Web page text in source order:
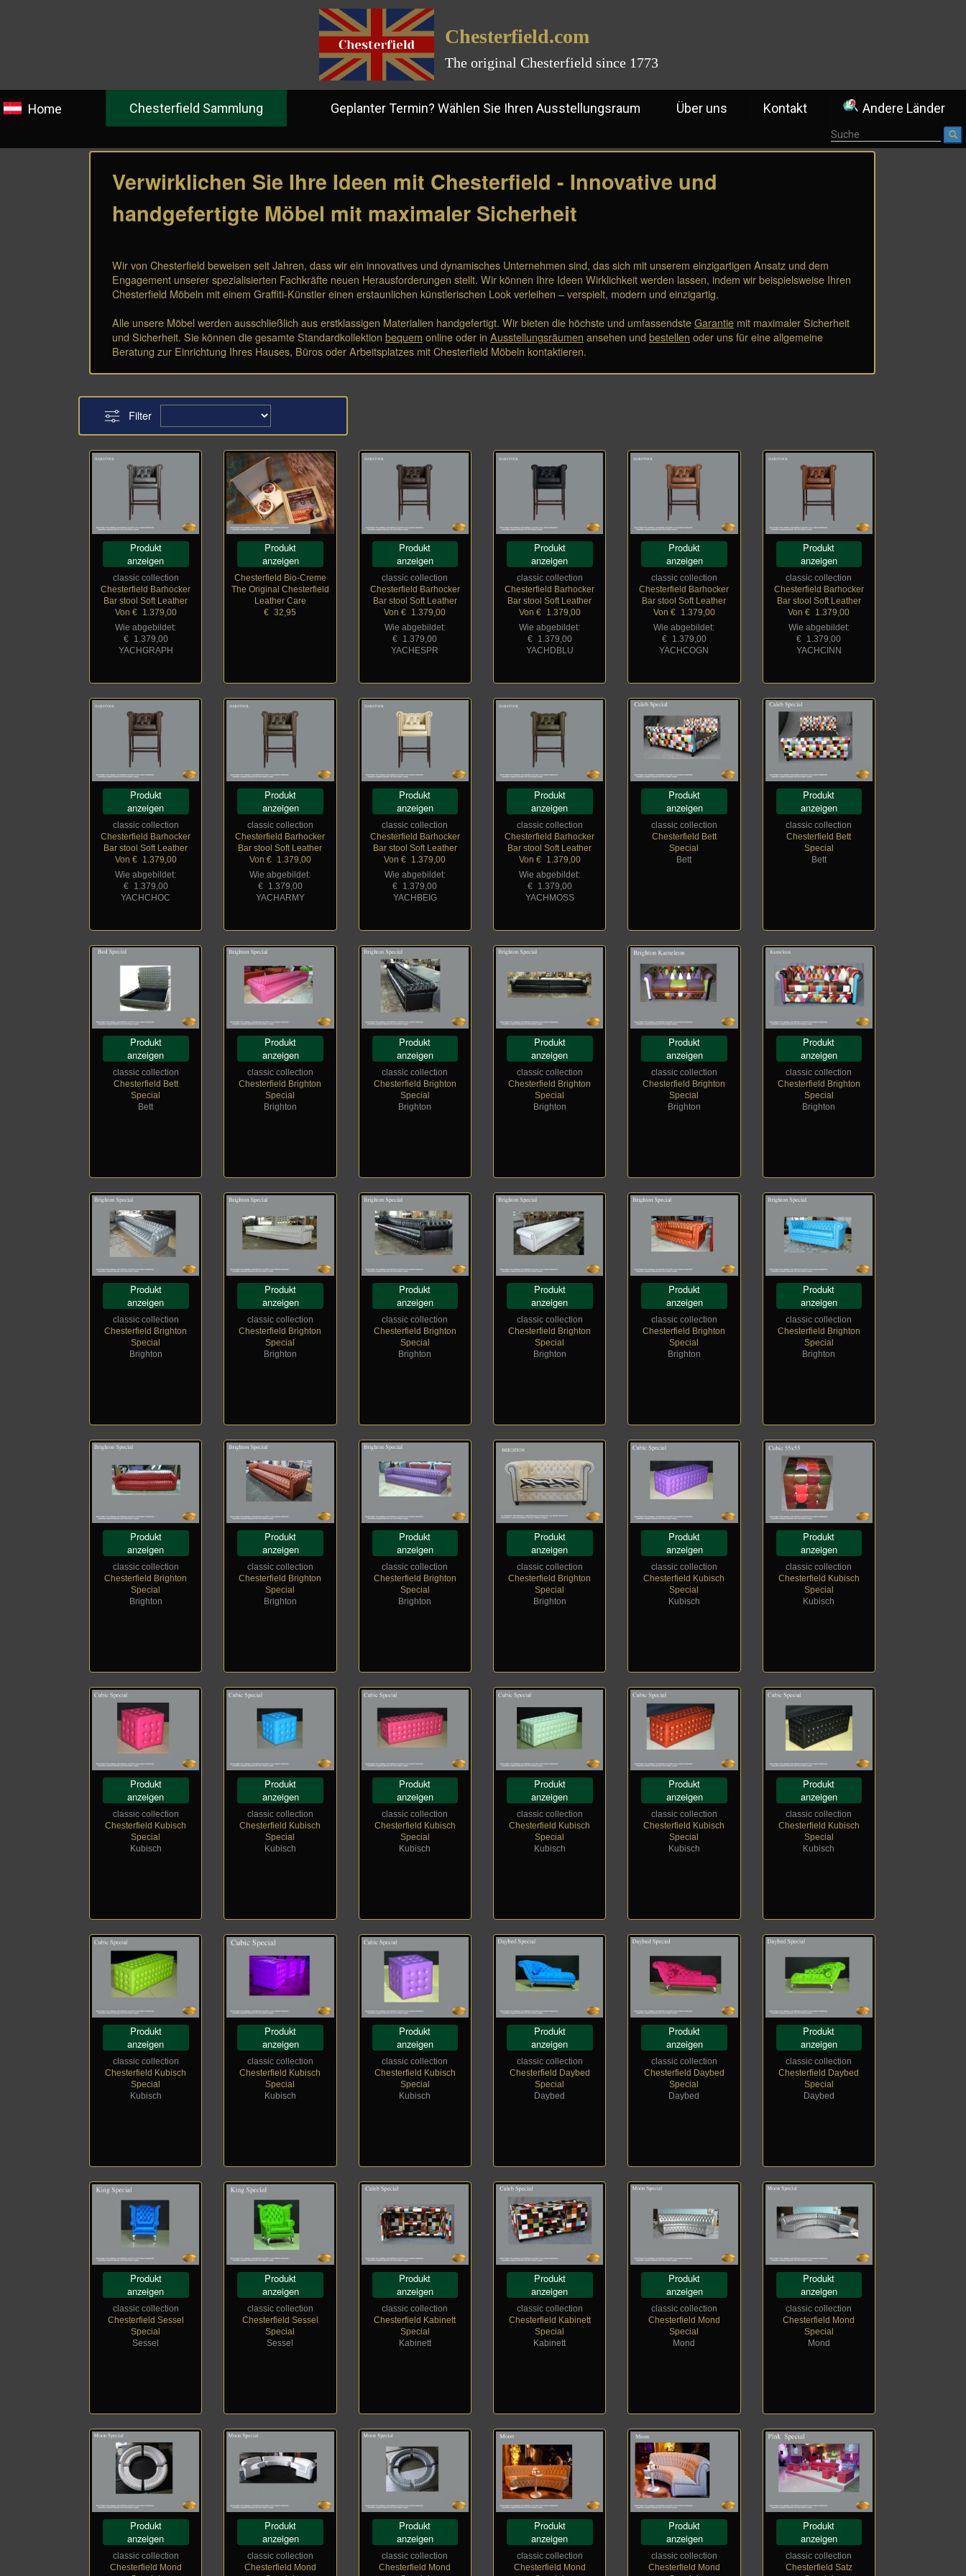
Chesterfield.com
The original Chesterfield since 1773
Home Chesterfield Sammlung Geplanter Termin? Wählen Sie Ihren Ausstellungsraum Über uns Kontakt Andere Länder
Verwirklichen Sie Ihre Ideen mit Chesterfield - Innovative und
handgefertigte Möbel mit maximaler Sicherheit
Wir von Chesterfield beweisen seit Jahren, dass wir ein innovatives und dynamisches Unternehmen sind, das sich mit unserem einzigartigen Ansatz und dem
Engagement unserer spezialisierten Fachkräfte neuen Herausforderungen stellt. Wir können Ihre Ideen Wirklichkeit werden lassen, indem wir beispielsweise Ihren
Chesterfield Möbeln mit einem Graffiti-Künstler einen erstaunlichen künstlerischen Look verleihen – verspielt, modern und einzigartig.
Alle unsere Möbel werden ausschließlich aus erstklassigen Materialien handgefertigt. Wir bieten die höchste und umfassendste Garantie mit maximaler Sicherheit
und Sicherheit. Sie können die gesamte Standardkollektion bequem online oder in Ausstellungsräumen ansehen und bestellen oder uns für eine allgemeine
Beratung zur Einrichtung Ihres Hauses, Büros oder Arbeitsplatzes mit Chesterfield Möbeln kontaktieren.
Filter
Produkt
anzeigen
classic collection
Chesterfield Barhocker
Bar stool Soft Leather
Von €_
1.379,00
Wie abgebildet:
€_
1.379,00
YACHGRAPH
Produkt
anzeigen
Chesterfield Bio-Creme
The Original Chesterfield
Leather Care
€ _32,95
Produkt
anzeigen
classic collection
Chesterfield Barhocker
Bar stool Soft Leather
Von €
1.379,00
Wie abgebildet:
€
1.379,00
YACHESPR
Produkt
anzeigen
classic collection
Chesterfield Barhocker
Bar stool Soft Leather
Von €_
1.379,00
Wie abgebildet:
€_
1.379,00
YACHDBLU
Produkt
anzeigen
classic collection
Chesterfield Barhocker
Bar stool Soft Leather
Von €_ 1.379,00
Wie abgebildet:
€_ 1.379,00
YACHCOGN
Produkt
anzeigen
classic collection
Chesterfield Barhocker
Bar stool Soft Leather
Von €
1.379,00
Wie abgebildet:
€
1.379,00
YACHCINN
Produkt
anzeigen
classic collection
Chesterfield Barhocker
Bar stool Soft Leather
Von €_
1.379,00
Wie abgebildet:
€_
1.379,00
YACHCHOC
Produkt
anzeigen
classic collection
Chesterfield Barhocker
Bar stool Soft Leather
Von €_ 1.379,00
Wie abgebildet:
€_ 1.379,00
YACHARMY
Produkt
anzeigen
classic collection
Chesterfield Barhocker
Bar stool Soft Leather
Von €
1.379,00
Wie abgebildet:
€
1.379,00
YACHBEIG
Produkt
anzeigen
classic collection
Chesterfield Barhocker
Bar stool Soft Leather
Von €_
1.379,00
Wie abgebildet:
€_
1.379,00
YACHMOSS
Produkt
anzeigen
classic collection
Chesterfield Bett
Special
Bett
Produkt
anzeigen
classic collection
Chesterfield Bett
Special
Bett
Produkt
anzeigen
classic collection
Chesterfield Bett
Special
Bett
Produkt
anzeigen
classic collection
Chesterfield Brighton
Special
Brighton
Produkt
anzeigen
classic collection
Chesterfield Brighton
Special
Brighton
Produkt
anzeigen
classic collection
Chesterfield Brighton
Special
Brighton
Produkt
anzeigen
classic collection
Chesterfield Brighton
Special
Brighton
Produkt
anzeigen
classic collection
Chesterfield Brighton
Special
Brighton
Produkt
anzeigen
classic collection
Chesterfield Brighton
Special
Brighton
Produkt
anzeigen
classic collection
Chesterfield Brighton
Special
Brighton
Produkt
anzeigen
classic collection
Chesterfield Brighton
Special
Brighton
Produkt
anzeigen
classic collection
Chesterfield Brighton
Special
Brighton
Produkt
anzeigen
classic collection
Chesterfield Brighton
Special
Brighton
Produkt
anzeigen
classic collection
Chesterfield Brighton
Special
Brighton
Produkt
anzeigen
classic collection
Chesterfield Brighton
Special
Brighton
Produkt
anzeigen
classic collection
Chesterfield Brighton
Special
Brighton
Produkt
anzeigen
classic collection
Chesterfield Brighton
Special
Brighton
Produkt
anzeigen
classic collection
Chesterfield Brighton
Special
Brighton
Produkt
anzeigen
classic collection
Chesterfield Kubisch
Special
Kubisch
Produkt
anzeigen
classic collection
Chesterfield Kubisch
Special
Kubisch
Produkt
anzeigen
classic collection
Chesterfield Kubisch
Special
Kubisch
Produkt
anzeigen
classic collection
Chesterfield Kubisch
Special
Kubisch
Produkt
anzeigen
classic collection
Chesterfield Kubisch
Special
Kubisch
Produkt
anzeigen
classic collection
Chesterfield Kubisch
Special
Kubisch
Produkt
anzeigen
classic collection
Chesterfield Kubisch
Special
Kubisch
Produkt
anzeigen
classic collection
Chesterfield Kubisch
Special
Kubisch
Produkt
anzeigen
classic collection
Chesterfield Kubisch
Special
Kubisch
Produkt
anzeigen
classic collection
Chesterfield Kubisch
Special
Kubisch
Produkt
anzeigen
classic collection
Chesterfield Kubisch
Special
Kubisch
Produkt
anzeigen
classic collection
Chesterfield Daybed
Special
Daybed
Produkt
anzeigen
classic collection
Chesterfield Daybed
Special
Daybed
Produkt
anzeigen
classic collection
Chesterfield Daybed
Special
Daybed
Produkt
anzeigen
classic collection
Chesterfield Sessel
Special
Sessel
Produkt
anzeigen
classic collection
Chesterfield Sessel
Special
Sessel
Produkt
anzeigen
classic collection
Chesterfield Kabinett
Special
Kabinett
Produkt
anzeigen
classic collection
Chesterfield Kabinett
Special
Kabinett
Produkt
anzeigen
classic collection
Chesterfield Mond
Special
Mond
Produkt
anzeigen
classic collection
Chesterfield Mond
Special
Mond
Produkt
anzeigen
classic collection
Chesterfield Mond
Produkt
anzeigen
classic collection
Chesterfield Mond
Produkt
anzeigen
classic collection
Chesterfield Mond
Produkt
anzeigen
classic collection
Chesterfield Mond
Produkt
anzeigen
classic collection
Chesterfield Mond
Produkt
anzeigen
classic collection
Chesterfield Satz